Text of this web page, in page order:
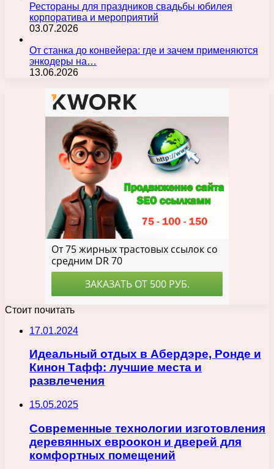
Рестораны для праздников свадьбы юбилея
корпоратива и мероприятий
03.07.2026
От станка до конвейера: где и зачем применяются
энкодеры на…
13.06.2026
Стоит почитать
17.01.2024
Идеальный отдых в Абердэре, Ронде и
Кинон Тафф: лучшие места и
развлечения
15.05.2025
Современные технологии изготовления
деревянных евроокон и дверей для
комфортных помещений